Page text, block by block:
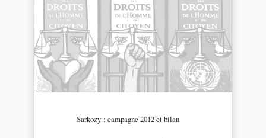
Sarkozy : campagne 2012 et bilan